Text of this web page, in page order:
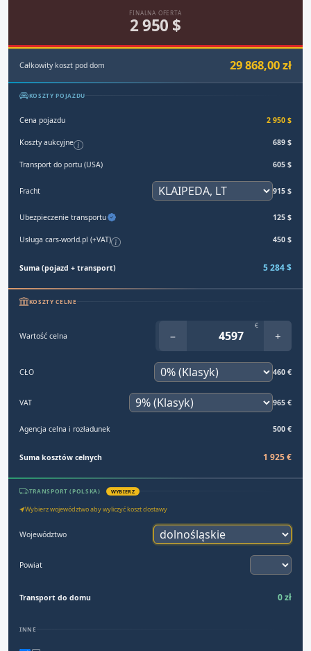
FINALNA OFERTA
2 950 $
Całkowity koszt pod dom 29 868,00 zł
KOSZTY POJAZDU
Cena pojazdu 2 950 $
Koszty aukcyjne 689 $
Transport do portu (USA) 605 $
Fracht 915 $
Ubezpieczenie transportu 125 $
Usługa cars-world.pl (+VAT) 450 $
Suma (pojazd + transport) 5 284 $
KOSZTY CELNE
Wartość celna −
€
+
CŁO 460 €
VAT 965 €
Agencja celna i rozładunek 500 €
Suma kosztów celnych 1 925 €
TRANSPORT (POLSKA) WYBIERZ
Wybierz województwo aby wyliczyć koszt dostawy
Województwo
Powiat
Transport do domu 0 zł
INNE